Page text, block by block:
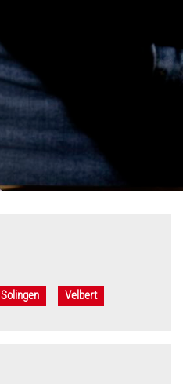
Solingen Velbert